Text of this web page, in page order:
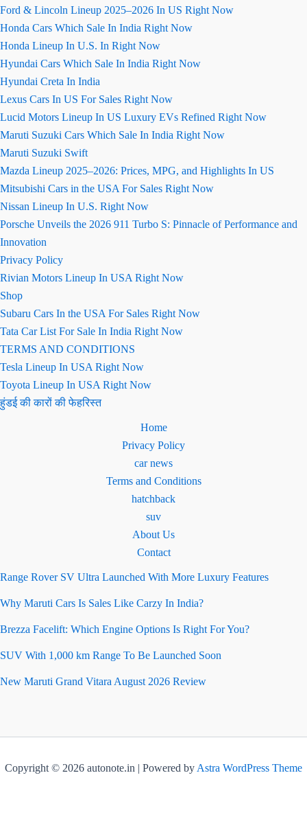
Ford & Lincoln Lineup 2025–2026 In US Right Now
Honda Cars Which Sale In India Right Now
Honda Lineup In U.S. In Right Now
Hyundai Cars Which Sale In India Right Now
Hyundai Creta In India
Lexus Cars In US For Sales Right Now
Lucid Motors Lineup In US Luxury EVs Refined Right Now
Maruti Suzuki Cars Which Sale In India Right Now
Maruti Suzuki Swift
Mazda Lineup 2025–2026: Prices, MPG, and Highlights In US
Mitsubishi Cars in the USA For Sales Right Now
Nissan Lineup In U.S. Right Now
Porsche Unveils the 2026 911 Turbo S: Pinnacle of Performance and
Innovation
Privacy Policy
Rivian Motors Lineup In USA Right Now
Shop
Subaru Cars In the USA For Sales Right Now
Tata Car List For Sale In India Right Now
TERMS AND CONDITIONS
Tesla Lineup In USA Right Now
Toyota Lineup In USA Right Now
हुंडई की कारों की फेहरिस्त
Home
Privacy Policy
car news
Terms and Conditions
hatchback
suv
About Us
Contact
Range Rover SV Ultra Launched With More Luxury Features
Why Maruti Cars Is Sales Like Carzy In India?
Brezza Facelift: Which Engine Options Is Right For You?
SUV With 1,000 km Range To Be Launched Soon
New Maruti Grand Vitara August 2026 Review
Copyright © 2026 autonote.in | Powered by Astra WordPress Theme